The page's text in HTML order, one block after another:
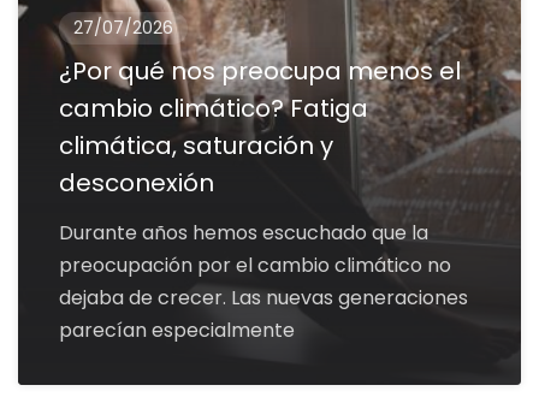
27/07/2026
¿Por qué nos preocupa menos el
cambio climático? Fatiga
climática, saturación y
desconexión
Durante años hemos escuchado que la
preocupación por el cambio climático no
dejaba de crecer. Las nuevas generaciones
parecían especialmente